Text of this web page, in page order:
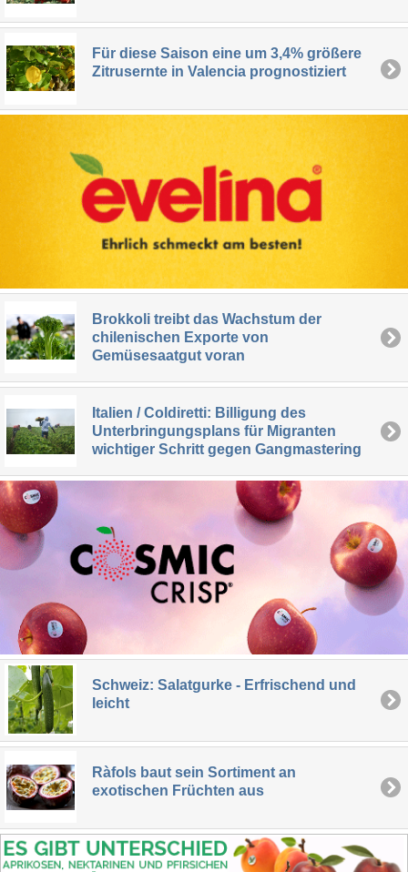
Für diese Saison eine um 3,4% größere
Zitrusernte in Valencia prognostiziert
Brokkoli treibt das Wachstum der
chilenischen Exporte von
Gemüsesaatgut voran
Italien / Coldiretti: Billigung des
Unterbringungsplans für Migranten
wichtiger Schritt gegen Gangmastering
Schweiz: Salatgurke - Erfrischend und
leicht
Ràfols baut sein Sortiment an
exotischen Früchten aus